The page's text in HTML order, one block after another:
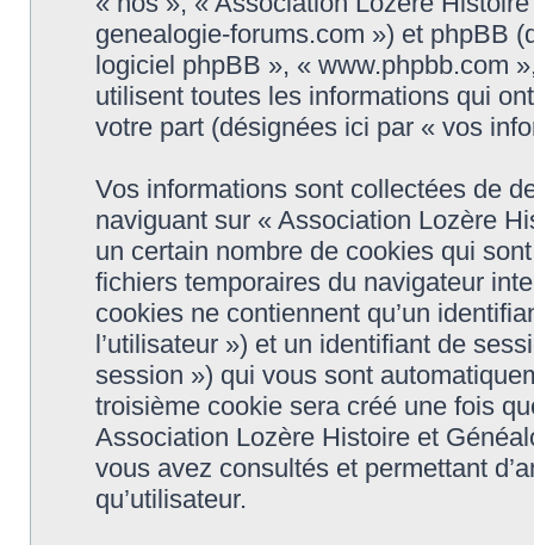
genealogie-forums.com ») et phpBB
logiciel phpBB », « www.phpbb.com
utilisent toutes les informations qui
votre part (désignées ici par « vos
Vos informations sont collectées de
naviguant sur « Association Lozère
un certain nombre de cookies qui
fichiers temporaires du navigateur
cookies ne contiennent qu’un
l’utilisateur ») et un identifiant de
session ») qui vous sont
troisième cookie sera créé une fois
Association Lozère Histoire et
vous avez consultés et permettant
qu’utilisateur.